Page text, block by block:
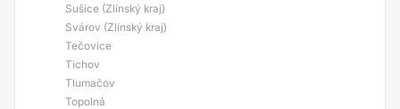
Sušice (Zlínský kraj)
Svárov (Zlínský kraj)
Tečovice
Tichov
Tlumačov
Topolná